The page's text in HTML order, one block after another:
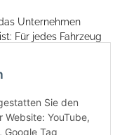
Unternehmen
Für jedes Fahrzeug
individuell.
kamen
hinzu.
produziert und
gefertigt.
Sie den
YouTube,
Google Tag